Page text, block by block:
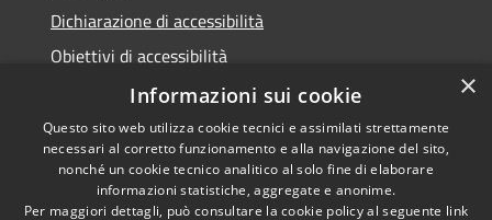
Dichiarazione di accessibilità
Obiettivi di accessibilità
Accessibilità
×
Informazioni sui cookie
Questo sito web utilizza cookie tecnici e assimilati strettamente
necessari al corretto funzionamento e alla navigazione del sito,
nonché un cookie tecnico analitico al solo fine di elaborare
informazioni statistiche, aggregate e anonime.
Per maggiori dettagli, può consultare la cookie policy al seguente link